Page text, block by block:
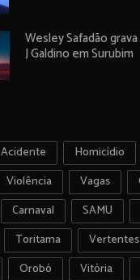
Wesley Safadão
J Galdino em Surubim
Acidente Homicídio
Violência Vagas
Carnaval SAMU
Toritama
Orobó Vitória